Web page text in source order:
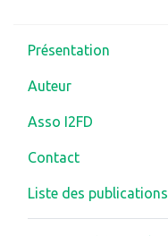
Présentation
Auteur
Asso I2FD
Contact
Liste des publications